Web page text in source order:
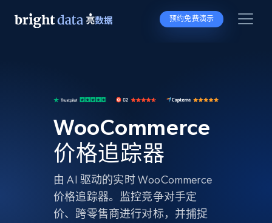
预约免费演示
WooCommerce
价格追踪器
由 AI 驱动的实时 WooCommerce
价格追踪器。监控竞争对手定
价、跨零售商进行对标，并捕捉